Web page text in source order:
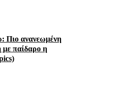
Πιο ανανεωμένη
με παίδαρο η